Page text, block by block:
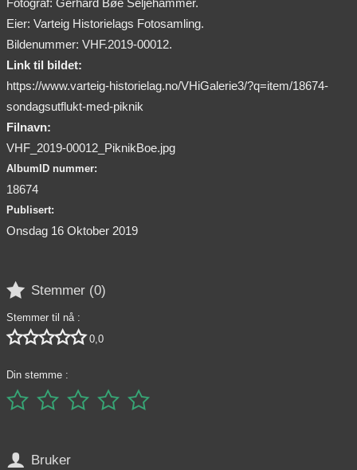
Fotograf: Gerhard Bøe Seljehammer.
Eier: Varteig Historielags Fotosamling.
Bildenummer: VHF.2019-00012.
Link til bildet:
https://www.varteig-historielag.no/VHiGalerie3/?q=item/18674-
sondagsutflukt-med-piknik
Filnavn:
VHF_2019-00012_PiknikBoe.jpg
AlbumID nummer:
18674
Publisert:
Onsdag 16 Oktober 2019
 Stemmer (0)
Stemmer til nå :
 0,0
Din stemme :
    
 Bruker